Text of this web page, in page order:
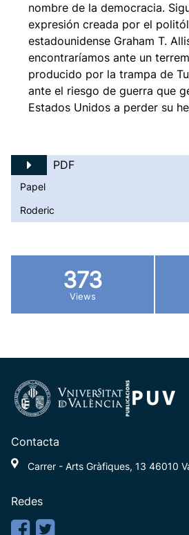
nombre de la democracia.
expresión creada por el
estadounidense Graham T.
encontraríamos ante un
producido por la trampa de
ante el riesgo de guerra que
Estados Unidos a perder su
PDF
Papel
Roderic
373
Views
Contacta
Carrer - Arts Gràfiques, 13 46010
Redes